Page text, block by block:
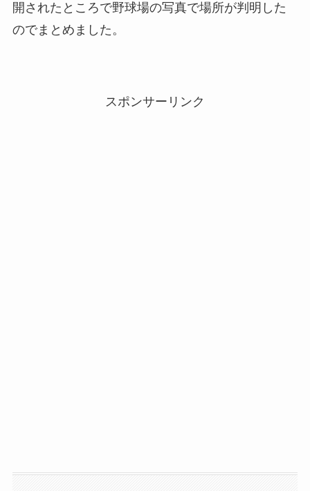
開されたところで野球場の写真で場所が判明した
のでまとめました。
スポンサーリンク